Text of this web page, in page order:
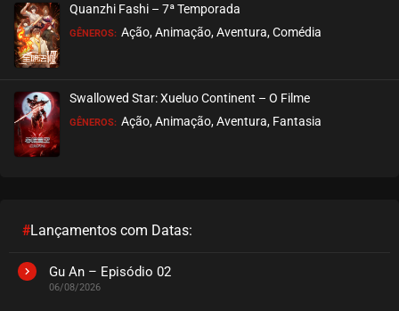
Quanzhi Fashi – 7ª Temporada
GÊNEROS: Ação, Animação, Aventura, Comédia
Swallowed Star: Xueluo Continent – O Filme
GÊNEROS: Ação, Animação, Aventura, Fantasia
#Lançamentos com Datas:
Gu An – Episódio 02
06/08/2026